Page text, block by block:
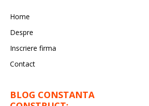
Home
Despre
Inscriere firma
Contact
BLOG CONSTANTA